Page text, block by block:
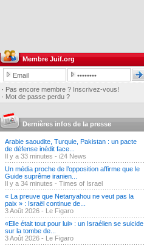
Membre Juif.org
· Pas encore membre ? Inscrivez-vous!
· Mot de passe perdu ?
Dernières infos de la presse
Arabie saoudite, Turquie, Pakistan : un pacte
de défense inédit face...
Il y a 33 minutes - i24 News
Un média proche de l’opposition affirme que le
Guide suprême iranien...
Il y a 34 minutes - Times of Israel
« La preuve que Netanyahou ne veut pas la
paix » : Israël continue de...
3 Août 2026 - Le Figaro
«Elle était tout pour lui» : un Israélien se suicide
sur la tombe de...
3 Août 2026 - Le Figaro